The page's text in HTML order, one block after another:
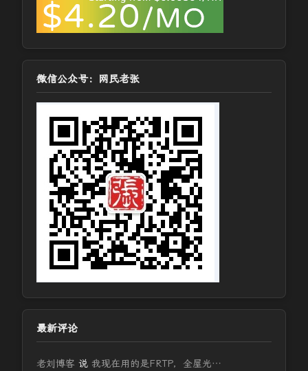
微信公众号：网民老张
最新评论
老刘博客 说 我现在用的是FRTP，全屋光…